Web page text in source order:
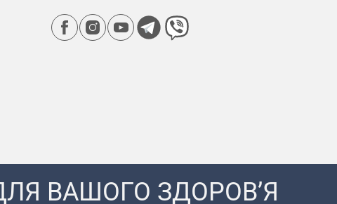
ВАШОГО ЗДОРОВ’Я